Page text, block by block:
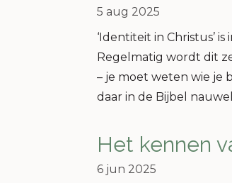
5 aug 2025
‘Identiteit in Christus’
Regelmatig wordt dit
– je moet weten wie je
daar in de Bijbel
Het kennen
6 jun 2025